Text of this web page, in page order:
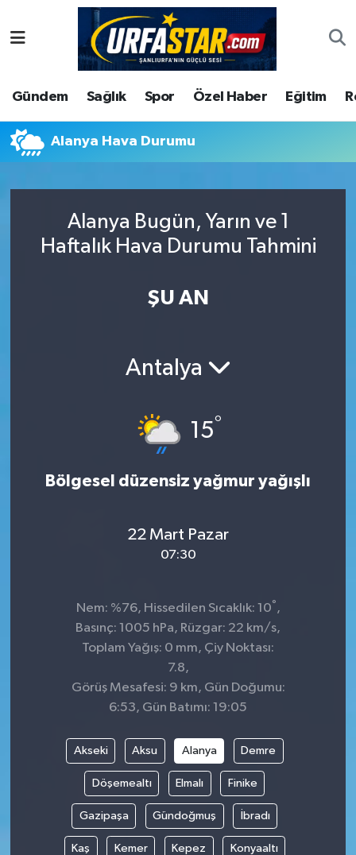
Gündem Sağlık Spor Özel Haber Eğitim
Alanya Hava Durumu
Alanya Bugün, Yarın ve 1
Haftalık Hava Durumu Tahmini
ŞU AN
Antalya
15°
Bölgesel düzensiz yağmur yağışlı
22 Mart Pazar
07:30
Nem: %76, Hissedilen Sıcaklık: 10° ,
Basınç: 1005 hPa, Rüzgar: 22 km/s,
Toplam Yağış: 0 mm, Çiy Noktası:
7.8,
Görüş Mesafesi: 9 km, Gün Doğumu:
6:53, Gün Batımı: 19:05
Akseki Aksu Alanya Demre
Döşemealtı Elmalı Finike
Gazipaşa Gündoğmuş İbradı
Kaş Kemer Kepez Konyaaltı
ASAYİS
ÇEVRE
DUNYA
Ekonomi
Şanlıurfa Nöbetçi Eczaneler
Şanlıurfa Hava Durumu
Şanlıurfa Namaz Vakitleri
Süper Lig Puan Durumu ve Fikstür
Son Dakika Haberleri